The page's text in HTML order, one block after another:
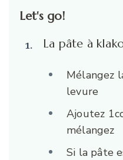
Let's go!
La pâte à
Mélangez
levure
Ajoutez
mélangez
Si la pâte